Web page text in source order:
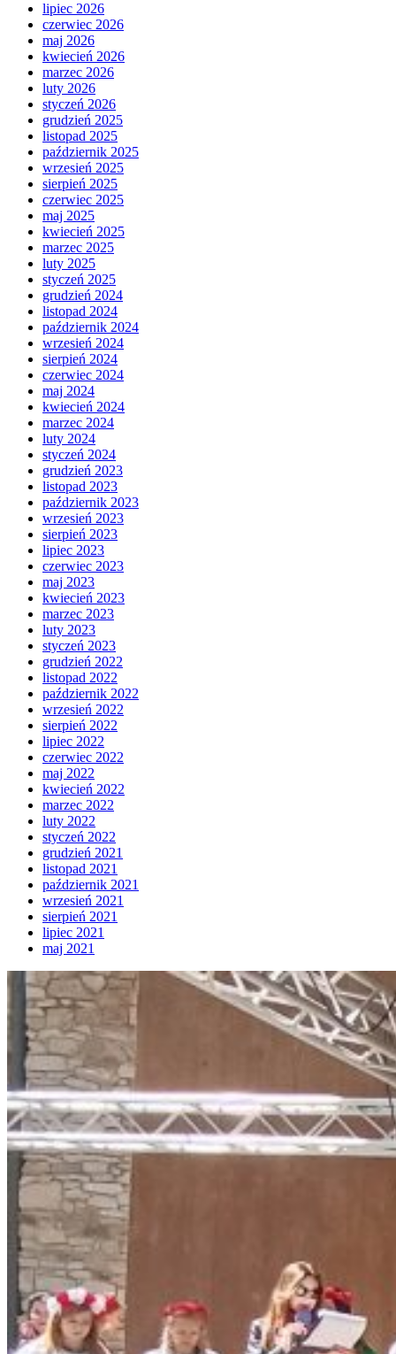
lipiec 2026
czerwiec 2026
maj 2026
kwiecień 2026
marzec 2026
luty 2026
styczeń 2026
grudzień 2025
listopad 2025
październik 2025
wrzesień 2025
sierpień 2025
czerwiec 2025
maj 2025
kwiecień 2025
marzec 2025
luty 2025
styczeń 2025
grudzień 2024
listopad 2024
październik 2024
wrzesień 2024
sierpień 2024
czerwiec 2024
maj 2024
kwiecień 2024
marzec 2024
luty 2024
styczeń 2024
grudzień 2023
listopad 2023
październik 2023
wrzesień 2023
sierpień 2023
lipiec 2023
czerwiec 2023
maj 2023
kwiecień 2023
marzec 2023
luty 2023
styczeń 2023
grudzień 2022
listopad 2022
październik 2022
wrzesień 2022
sierpień 2022
lipiec 2022
czerwiec 2022
maj 2022
kwiecień 2022
marzec 2022
luty 2022
styczeń 2022
grudzień 2021
listopad 2021
październik 2021
wrzesień 2021
sierpień 2021
lipiec 2021
maj 2021